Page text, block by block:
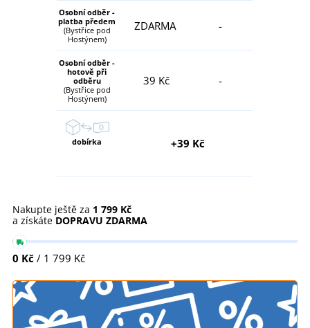
Osobní odběr -
platba předem
(Bystřice pod
Hostýnem)
ZDARMA -
Osobní odběr -
hotově při
odběru
(Bystřice pod
Hostýnem)
39 Kč -
dobírka +39 Kč
Nakupte ještě za 1 799 Kč
a získáte DOPRAVU ZDARMA
0 Kč / 1 799 Kč